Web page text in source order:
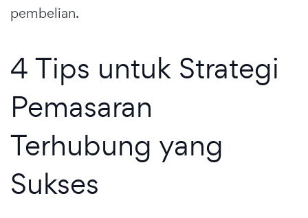
pembelian.
4 Tips untuk Strategi
Pemasaran
Terhubung yang
Sukses